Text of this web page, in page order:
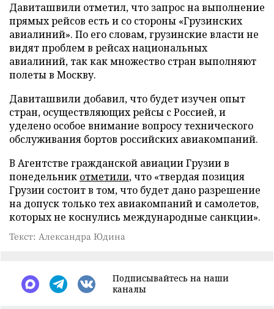
Давиташвили отметил, что запрос на выполнение
прямых рейсов есть и со стороны «Грузинских
авиалиний». По его словам, грузинские власти не
видят проблем в рейсах национальных
авиалиний, так как множество стран выполняют
полеты в Москву.
Давиташвили добавил, что будет изучен опыт
стран, осуществляющих рейсы с Россией, и
уделено особое внимание вопросу технического
обслуживания бортов российских авиакомпаний.
В Агентстве гражданской авиации Грузии в
понедельник отметили, что «твердая позиция
Грузии состоит в том, что будет дано разрешение
на допуск только тех авиакомпаний и самолетов,
которых не коснулись международные санкции».
Текст: Александра Юдина
Подписывайтесь на наши
каналы